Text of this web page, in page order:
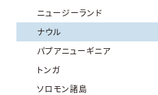
ニュージーランド
ナウル
パプアニューギニア
トンガ
ソロモン諸島